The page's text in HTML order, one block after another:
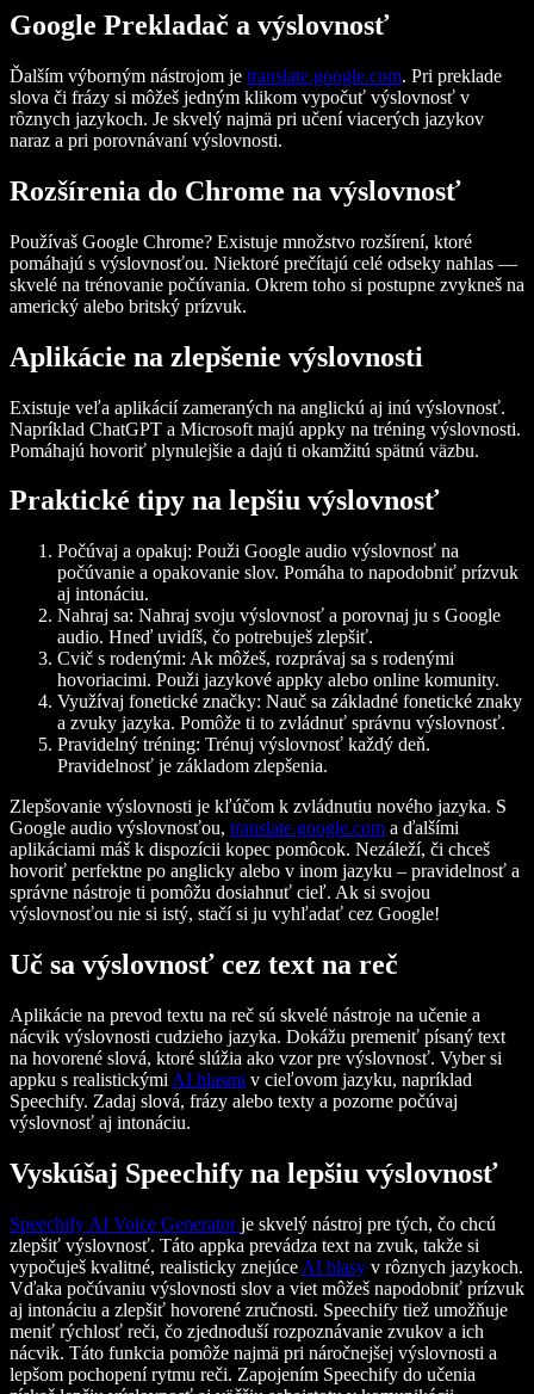
Google Prekladač a výslovnosť
Ďalším výborným nástrojom je translate.google.com. Pri preklade
slova či frázy si môžeš jedným klikom vypočuť výslovnosť v
rôznych jazykoch. Je skvelý najmä pri učení viacerých jazykov
naraz a pri porovnávaní výslovnosti.
Rozšírenia do Chrome na výslovnosť
Používaš Google Chrome? Existuje množstvo rozšírení, ktoré
pomáhajú s výslovnosťou. Niektoré prečítajú celé odseky nahlas —
skvelé na trénovanie počúvania. Okrem toho si postupne zvykneš na
americký alebo britský prízvuk.
Aplikácie na zlepšenie výslovnosti
Existuje veľa aplikácií zameraných na anglickú aj inú výslovnosť.
Napríklad ChatGPT a Microsoft majú appky na tréning výslovnosti.
Pomáhajú hovoriť plynulejšie a dajú ti okamžitú spätnú väzbu.
Praktické tipy na lepšiu výslovnosť
Počúvaj a opakuj: Použi Google audio výslovnosť na
počúvanie a opakovanie slov. Pomáha to napodobniť prízvuk
aj intonáciu.
Nahraj sa: Nahraj svoju výslovnosť a porovnaj ju s Google
audio. Hneď uvidíš, čo potrebuješ zlepšiť.
Cvič s rodenými: Ak môžeš, rozprávaj sa s rodenými
hovoriacimi. Použi jazykové appky alebo online komunity.
Využívaj fonetické značky: Nauč sa základné fonetické znaky
a zvuky jazyka. Pomôže ti to zvládnuť správnu výslovnosť.
Pravidelný tréning: Trénuj výslovnosť každý deň.
Pravidelnosť je základom zlepšenia.
Zlepšovanie výslovnosti je kľúčom k zvládnutiu nového jazyka. S
Google audio výslovnosťou, translate.google.com a ďalšími
aplikáciami máš k dispozícii kopec pomôcok. Nezáleží, či chceš
hovoriť perfektne po anglicky alebo v inom jazyku – pravidelnosť a
správne nástroje ti pomôžu dosiahnuť cieľ. Ak si svojou
výslovnosťou nie si istý, stačí si ju vyhľadať cez Google!
Uč sa výslovnosť cez text na reč
Aplikácie na prevod textu na reč sú skvelé nástroje na učenie a
nácvik výslovnosti cudzieho jazyka. Dokážu premeniť písaný text
na hovorené slová, ktoré slúžia ako vzor pre výslovnosť. Vyber si
appku s realistickými AI hlasmi v cieľovom jazyku, napríklad
Speechify. Zadaj slová, frázy alebo texty a pozorne počúvaj
výslovnosť aj intonáciu.
Vyskúšaj Speechify na lepšiu výslovnosť
Speechify AI Voice Generatorje skvelý nástroj pre tých, čo chcú
zlepšiť výslovnosť. Táto appka prevádza text na zvuk, takže si
vypočuješ kvalitné, realisticky znejúce AI hlasy v rôznych jazykoch.
Vďaka počúvaniu výslovnosti slov a viet môžeš napodobniť prízvuk
aj intonáciu a zlepšiť hovorené zručnosti. Speechify tiež umožňuje
meniť rýchlosť reči, čo zjednoduší rozpoznávanie zvukov a ich
nácvik. Táto funkcia pomôže najmä pri náročnejšej výslovnosti a
lepšom pochopení rytmu reči. Zapojením Speechify do učenia